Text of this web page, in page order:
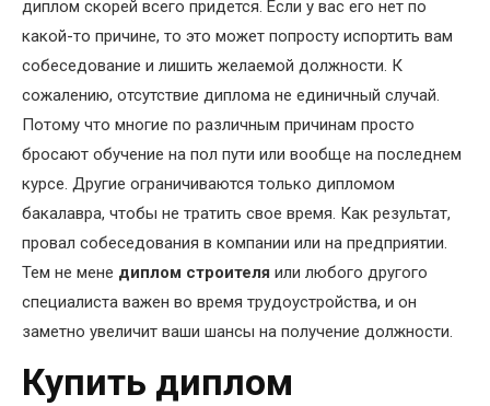
диплом скорей всего придется. Если у вас его нет по
какой-то причине, то это может попросту испортить вам
собеседование и лишить желаемой должности. К
сожалению, отсутствие диплома не единичный случай.
Потому что многие по различным причинам просто
бросают обучение на пол пути или вообще на последнем
курсе. Другие ограничиваются только дипломом
бакалавра, чтобы не тратить свое время. Как результат,
провал собеседования в компании или на предприятии.
Тем не мене диплом строителя или любого другого
специалиста важен во время трудоустройства, и он
заметно увеличит ваши шансы на получение должности.
Купить диплом